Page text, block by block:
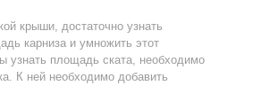
крыши, достаточно узнать
карниза и умножить этот
узнать площадь ската, необходимо
К ней необходимо добавить